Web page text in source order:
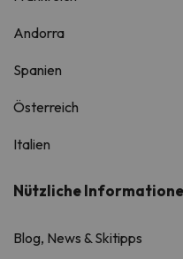
Andorra
Spanien
Österreich
Italien
Nützliche
Blog, News & Skitipps